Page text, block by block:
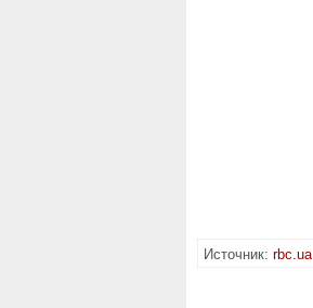
Источник: rbc.ua